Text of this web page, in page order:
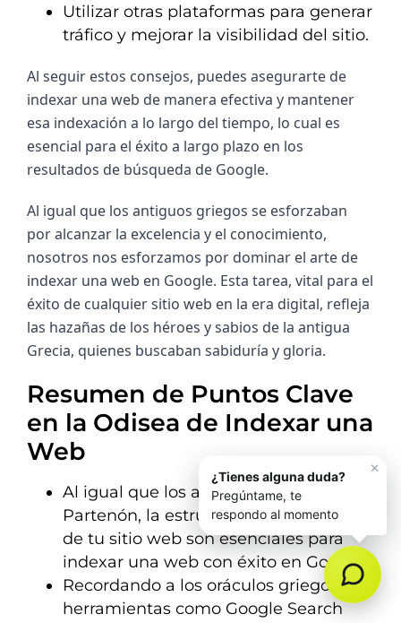
Utilizar otras plataformas para generar
tráfico y mejorar la visibilidad del sitio.
Al seguir estos consejos, puedes asegurarte de
indexar una web de manera efectiva y mantener
esa indexación a lo largo del tiempo, lo cual es
esencial para el éxito a largo plazo en los
resultados de búsqueda de Google.
Al igual que los antiguos griegos se esforzaban
por alcanzar la excelencia y el conocimiento,
nosotros nos esforzamos por dominar el arte de
indexar una web en Google. Esta tarea, vital para el
éxito de cualquier sitio web en la era digital, refleja
las hazañas de los héroes y sabios de la antigua
Grecia, quienes buscaban sabiduría y gloria.
Resumen de Puntos Clave
en la Odisea de Indexar una
Web
Al igual que los arquitectos del
Partenón, la estructura y fundamento
de tu sitio web son esenciales para
indexar una web con éxito en Google.
Recordando a los oráculos griegos,
herramientas como Google Search